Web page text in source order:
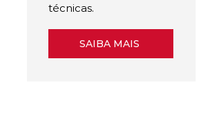
técnicas.
SAIBA MAIS